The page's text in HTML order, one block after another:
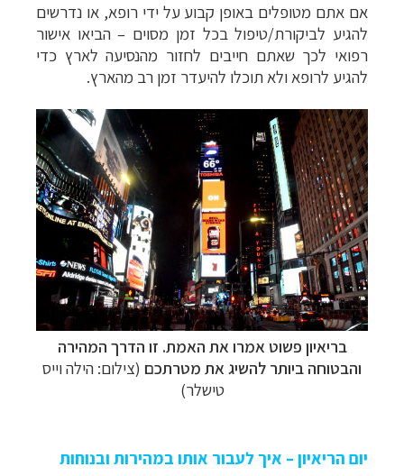
אם אתם מטופלים באופן קבוע על ידי רופא, או נדרשים
להגיע לביקורת/טיפול בכל זמן מסוים – הביאו אישור
רפואי לכך שאתם חייבים לחזור מהנסיעה לארץ כדי
להגיע לרופא ולא תוכלו להיעדר זמן רב מהארץ.
בריאיון פשוט אמרו את האמת. זו הדרך המהירה
והבטוחה ביותר להשיג את מטרתכם (צילום: הילה וייס
טישלר)
יום הריאיון – איך לעבור אותו במהירות ובנוחות